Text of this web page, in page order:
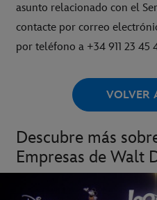
asunto relacionado con el
contacte por correo
por teléfono a +34 911 23 45
VOLVER
Descubre más
Empresas de Walt